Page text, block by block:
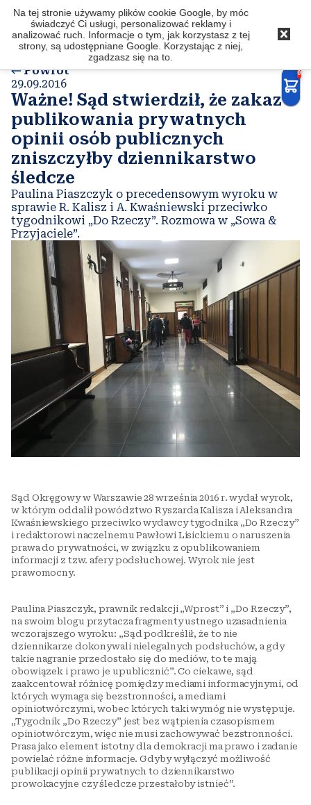
Latkowski.com
0
Powrót
29.09.2016
Ważne! Sąd stwierdził, że zakaz
publikowania prywatnych
opinii osób publicznych
zniszczyłby dziennikarstwo
śledcze
Paulina Piaszczyk o precedensowym wyroku w
sprawie R. Kalisz i A. Kwaśniewski przeciwko
tygodnikowi „Do Rzeczy”. Rozmowa w „Sowa &
Przyjaciele”.
Sąd Okręgowy w Warszawie 28 września 2016 r. wydał wyrok,
w którym oddalił powództwo Ryszarda Kalisza i Aleksandra
Kwaśniewskiego przeciwko wydawcy tygodnika „Do Rzeczy”
i redaktorowi naczelnemu Pawłowi Lisickiemu o naruszenia
prawa do prywatności, w związku z opublikowaniem
informacji z tzw. afery podsłuchowej. Wyrok nie jest
prawomocny.
Paulina Piaszczyk, prawnik redakcji „Wprost” i „Do Rzeczy”,
na swoim blogu przytacza fragmenty ustnego uzasadnienia
wczorajszego wyroku: „Sąd podkreślił, że to nie
dziennikarze dokonywali nielegalnych podsłuchów, a gdy
takie nagranie przedostało się do mediów, to te mają
obowiązek i prawo je upublicznić”. Co ciekawe, sąd
zaakcentował różnicę pomiędzy mediami informacyjnymi, od
których wymaga się bezstronności, a mediami
opiniotwórczymi, wobec których taki wymóg nie występuje.
„Tygodnik „Do Rzeczy” jest bez wątpienia czasopismem
opiniotwórczym, więc nie musi zachowywać bezstronności.
Prasa jako element istotny dla demokracji ma prawo i zadanie
powielać różne informacje. Gdyby wyłączyć możliwość
publikacji opinii prywatnych to dziennikarstwo
prowokacyjne czy śledcze przestałoby istnieć”.
Na tej stronie używamy plików cookie Google, by móc
świadczyć Ci usługi, personalizować reklamy i
analizować ruch. Informacje o tym, jak korzystasz z tej
strony, są udostępniane Google. Korzystając z niej,
zgadzasz się na to.